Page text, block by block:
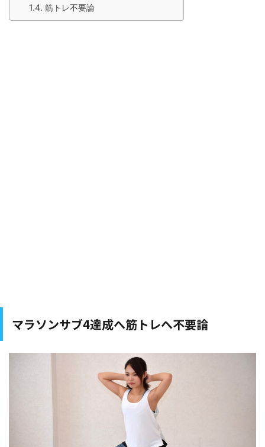
筋トレ不要論
マラソンサブ4達成へ筋トレへ不要論